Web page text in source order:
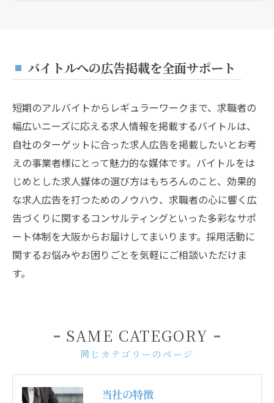
バイトルへの広告掲載を全面サポート
短期のアルバイトからレギュラーワークまで、求職者の
幅広いニーズに応える求人情報を掲載するバイトルは、
自社のターゲットに合った求人広告を掲載したいとお考
えの事業者様にとって魅力的な媒体です。バイトルをは
じめとした求人媒体の選び方はもちろんのこと、効果的
な求人広告を打つためのノウハウ、求職者の心に響く広
告づくりに関するコンサルティングといった多彩なサポ
ート体制を大阪からお届けしてまいります。採用活動に
関するお悩みやお困りごとを気軽にご相談いただけま
す。
同じカテゴリーのページ
SAME CATEGORY
当社の特徴